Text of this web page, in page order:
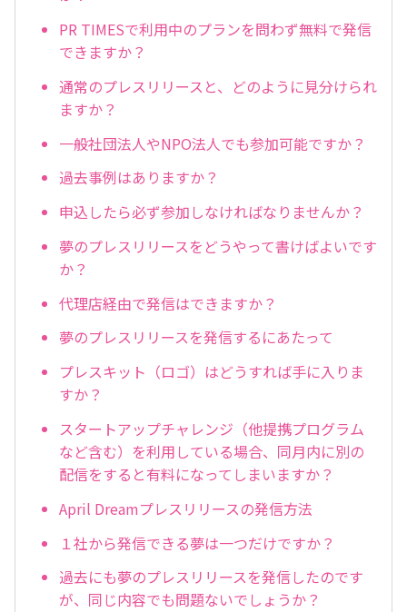
PR TIMESで利用中のプランを問わず無料で発信
できますか？
通常のプレスリリースと、どのように見分けられ
ますか？
一般社団法人やNPO法人でも参加可能ですか？
過去事例はありますか？
申込したら必ず参加しなければなりませんか？
夢のプレスリリースをどうやって書けばよいです
か？
代理店経由で発信はできますか？
夢のプレスリリースを発信するにあたって
プレスキット（ロゴ）はどうすれば手に入りま
すか？
スタートアップチャレンジ（他提携プログラム
など含む）を利用している場合、同月内に別の
配信をすると有料になってしまいますか？
April Dreamプレスリリースの発信方法
１社から発信できる夢は一つだけですか？
過去にも夢のプレスリリースを発信したのです
が、同じ内容でも問題ないでしょうか？